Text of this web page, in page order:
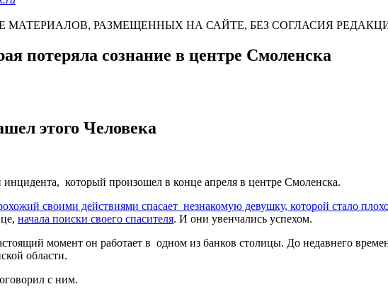
РАЗМЕЩЕННЫХ НА САЙТЕ, БЕЗ СОГЛАСИЯ
потеряла сознание в центре Смоленска
этого Человека
который произошел в конце апреля в центре Смоленска.
своими действиями спасает незнакомую девушку, которой стало
начала поиски своего спасителя. И они увенчались успехом.
момент он работает в одном из банков столицы. До недавнего
области.
с ним.